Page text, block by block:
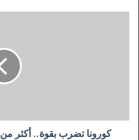
24
كورونا تضرب بقوة.. أكثر من 300 حالة خلال 24 ساعة